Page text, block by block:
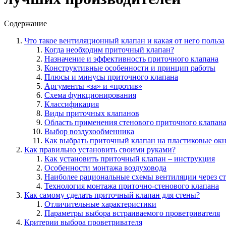
Содержание
Что такое вентиляционный клапан и какая от него польза
Когда необходим приточный клапан?
Назначение и эффективность приточного клапана
Конструктивные особенности и принцип работы
Плюсы и минусы приточного клапана
Аргументы «за» и «против»
Схема функционирования
Классификация
Виды приточных клапанов
Область применения стенового приточного клапана
Выбор воздухообменника
Как выбрать приточный клапан на пластиковые
Как правильно установить своими руками?
Как установить приточный клапан – инструкция
Особенности монтажа воздуховода
Наиболее рациональные схемы вентиляции через
Технология монтажа приточно-стенового клапана
Как самому сделать приточный клапан для стены?
Отличительные характеристики
Параметры выбора встраиваемого проветривателя
Критерии выбора проветривателя